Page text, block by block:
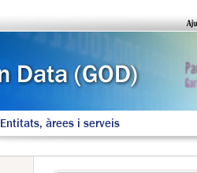
Entitats, àrees i serveis